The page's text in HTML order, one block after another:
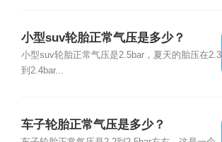
小型suv轮胎正常气压是多少？
小型suv轮胎正常气压是2.5bar，夏天的胎压在2.3
到2.4bar...
车子轮胎正常气压是多少？